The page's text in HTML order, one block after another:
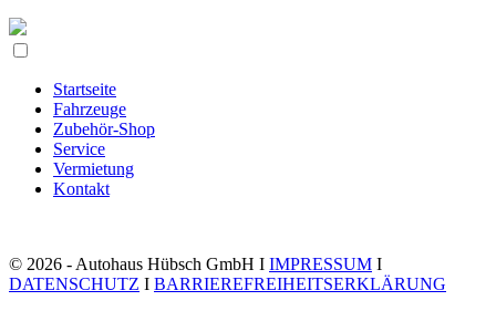
Startseite
Fahrzeuge
Zubehör-Shop
Service
Vermietung
Kontakt
© 2026 - Autohaus Hübsch GmbH I IMPRESSUM I
DATENSCHUTZ I BARRIEREFREIHEITSERKLÄRUNG